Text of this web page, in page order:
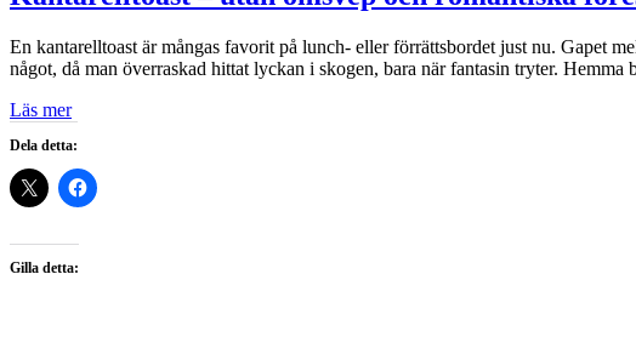
En kantarelltoast är mångas favorit på lunch- eller förrättsbordet just nu. Gapet
något, då man överraskad hittat lyckan i skogen, bara när fantasin tryter.
Läs mer
Dela detta:
Gilla detta: